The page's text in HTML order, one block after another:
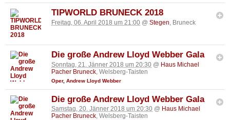
TIPWORLD BRUNECK 2018
Freitag, 06. April 2018 um 21:00 @ Stegen , Bruneck
Die große Andrew Lloyd Webber Gala
Sonntag, 21. Jänner 2018 um 20:30 @ Haus Michael
Pacher Bruneck , Welsberg-Taisten
Oper, Andrew Lloyd Webber
Die große Andrew Lloyd Webber Gala
Samstag, 20. Jänner 2018 um 20:30 @ Haus Michael
Pacher Bruneck, Welsberg-Taisten